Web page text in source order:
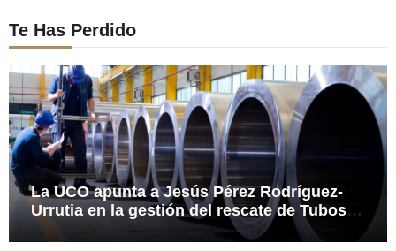
Te Has Perdido
La UCO apunta a Jesús Pérez Rodríguez-
Urrutia en la gestión del rescate de Tubos
Reunidos